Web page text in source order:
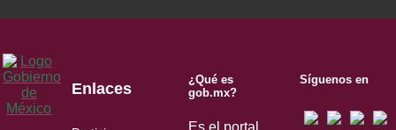
Enlaces
¿Qué es
gob.mx?
Es el portal
Síguenos en